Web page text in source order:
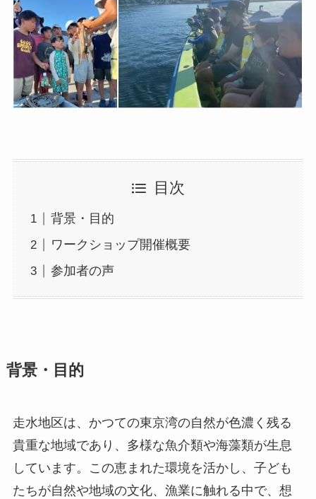
目次
背景・目的
ワークショップ開催概要
参加者の声
背景・目的
走水地区は、かつての東京湾の自然が色濃く残る
貴重な地域であり、多様な魚介類や海藻類が生息
しています。この恵まれた環境を活かし、子ども
たちが自然や地域の文化、漁業に触れる中で、想